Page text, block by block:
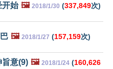
开始 🖼️ 2018/1/30 (337,849次)
🖼️ 2018/1/27 (157,159次)
旨意(9) 🖼️ 2018/1/24 (160,626